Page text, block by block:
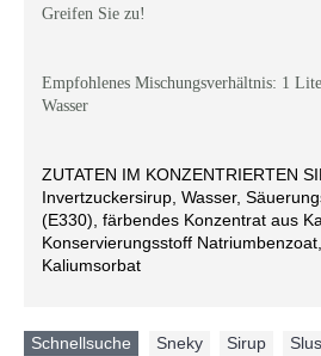
Greifen Sie zu!
Empfohlenes Mischungsverhältnis: 1
Wasser
ZUTATEN IM KONZENTRIERTEN
Invertzuckersirup, Wasser,
(E330), färbendes Konzentrat aus
Konservierungsstoff
Kaliumsorbat
Schnellsuche Sneky Sirup